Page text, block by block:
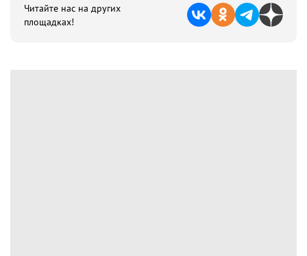
Читайте нас на других
площадках!